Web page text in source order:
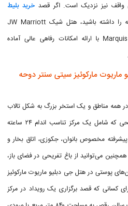
واقف نیز نزدیک است. اگر قصدخرید بلیط
و سفر به دوحه را داشته باشید، هتل شیک JW Marriott
Marquis City Center Doha Hotel با ارائه امکانات رفاهی عالی آماده
مارکوئیز سیتی سنتر دوحه
همه مناطق و یک استخر بزرگ به شکل تالاب
است. میهمانان با امکانات تفریحی که شامل یک مرکز تناسب اندام ۲۴ ساعته
مخصوص بانوان، جکوزی، اتاق بخار و
می‌توانید از باغ تفریحی در فضای باز،
پوستی در هتل جی دبلیو ماریوت مارکوئیز
کسانی که قصد برگزاری یک رویداد در مرکز